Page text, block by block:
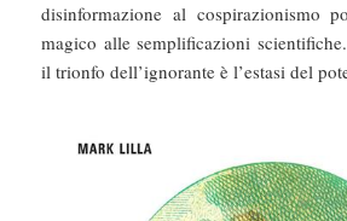
disinformazione al cospirazionismo
magico alle semplificazioni
il trionfo dell’ignorante è l’estasi del